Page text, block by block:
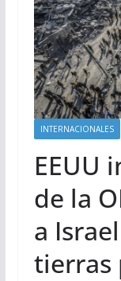
INTERNACIONALES
EEUU
de la
a
tierras